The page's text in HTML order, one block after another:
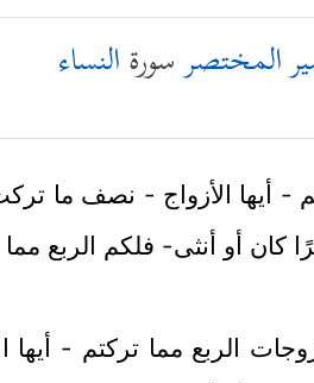
المختصرسورةالنساء
- أيها الأزواج - نصف ما
كان أو أنثى- فلكم الربع
الربع مما تركتم -